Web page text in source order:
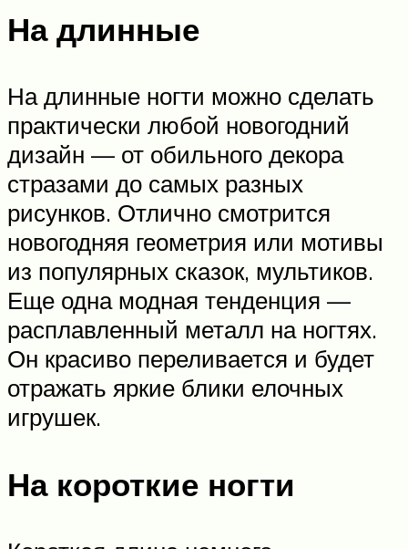
На длинные
На длинные ногти можно сделать
практически любой новогодний
дизайн — от обильного декора
стразами до самых разных
рисунков. Отлично смотрится
новогодняя геометрия или мотивы
из популярных сказок, мультиков.
Еще одна модная тенденция —
расплавленный металл на ногтях.
Он красиво переливается и будет
отражать яркие блики елочных
игрушек.
На короткие ногти